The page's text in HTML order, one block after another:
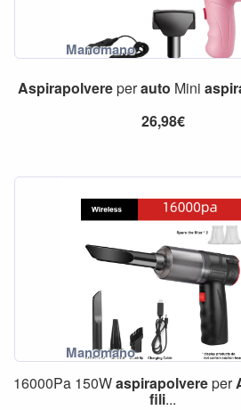
Aspirapolvereperauto Mini
26,98€
16000Pa 150Waspirapolvereper
fili...